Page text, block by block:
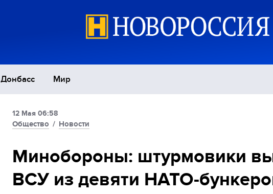
Донбасс Мир
Политика
Экономика
Спорт
12 Мая 06:58
Общество / Новости
Минобороны: штурмовики
ВСУ из девяти НАТО-